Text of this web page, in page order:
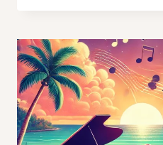
AUTISTAS
EN
CANCÚN